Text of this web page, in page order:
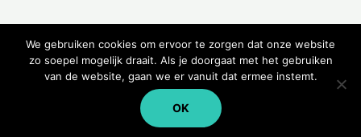
Copyright © 2026 Kampeerwinkeltje
We gebruiken cookies om ervoor te zorgen dat onze website
zo soepel mogelijk draait. Als je doorgaat met het gebruiken
van de website, gaan we er vanuit dat ermee instemt.
OK